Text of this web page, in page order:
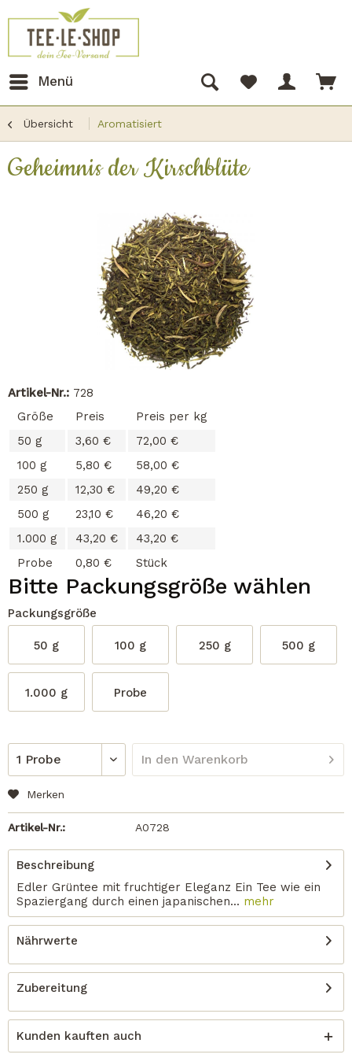
Menü
Übersicht Aromatisiert
Geheimnis der Kirschblüte
Artikel-Nr.: 728
Größe
Preis
Preis per kg
50 g
3,60 €
72,00 €
100 g
5,80 €
58,00 €
250 g
12,30 €
49,20 €
500 g
23,10 €
46,20 €
1.000 g
43,20 €
43,20 €
Probe
0,80 € Stück
Bitte Packungsgröße wählen
Packungsgröße
50 g 100 g 250 g 500 g
1.000 g Probe
In den Warenkorb
Merken
Artikel-Nr.: A0728
Beschreibung
Edler Grüntee mit fruchtiger Eleganz Ein Tee wie ein
Spaziergang durch einen japanischen... mehr
Nährwerte
Zubereitung
Kunden kauften auch